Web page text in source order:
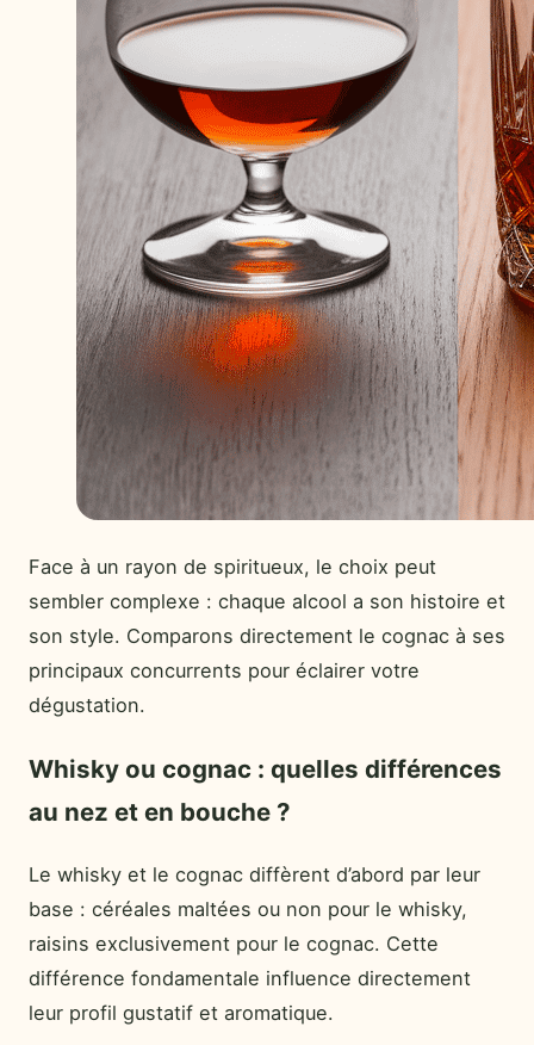
Face à un rayon de spiritueux, le choix peut
sembler complexe : chaque alcool a son histoire et
son style. Comparons directement le cognac à ses
principaux concurrents pour éclairer votre
dégustation.
Whisky ou cognac : quelles différences
au nez et en bouche ?
Le whisky et le cognac diffèrent d’abord par leur
base : céréales maltées ou non pour le whisky,
raisins exclusivement pour le cognac. Cette
différence fondamentale influence directement
leur profil gustatif et aromatique.